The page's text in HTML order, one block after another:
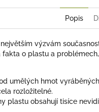
Popis
výzvám
o plastu a
umělých hmot
rozložitelné.
plastu obsahují tisíce